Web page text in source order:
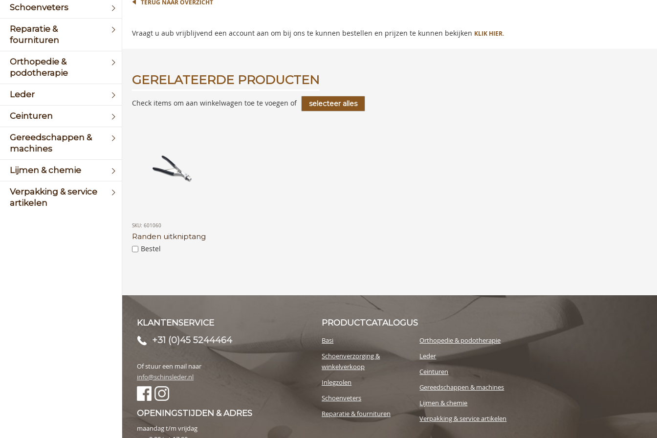
Schoenveters
Reparatie &
fournituren
Orthopedie &
podotherapie
Leder
Ceinturen
Gereedschappen &
machines
Lijmen & chemie
Verpakking & service
artikelen
TERUG NAAR OVERZICHT
Vraagt u aub vrijblijvend een account aan om bij ons te kunnen bestellen en prijzen te kunnen bekijken KLIK HIER.
GERELATEERDE PRODUCTEN
Check items om aan winkelwagen toe te voegen of selecteer alles
SKU: 601060
Randen uitkniptang
Bestel
KLANTENSERVICE
+31 (0)45 5244464
Of stuur een mail naar
info@schinsleder.nl
OPENINGSTIJDEN & ADRES
maandag t/m vrijdag
PRODUCTCATALOGUS
Basi
Schoenverzorging &
winkelverkoop
Inlegzolen
Schoenveters
Reparatie & fournituren
Orthopedie & podotherapie
Leder
Ceinturen
Gereedschappen & machines
Lijmen & chemie
Verpakking & service artikelen